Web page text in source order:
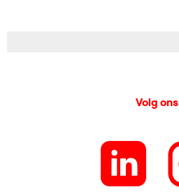
Volg ons